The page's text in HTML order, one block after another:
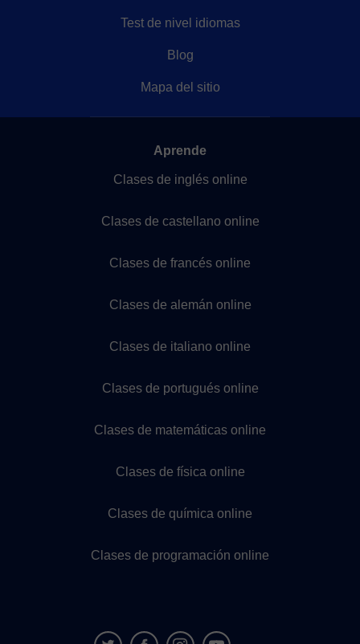
Test de nivel idiomas
Blog
Mapa del sitio
Aprende
Clases de inglés online
Clases de castellano online
Clases de francés online
Clases de alemán online
Clases de italiano online
Clases de portugués online
Clases de matemáticas online
Clases de física online
Clases de química online
Clases de programación online